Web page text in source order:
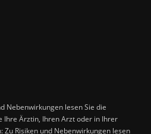
Nebenwirkungen lesen Sie die
Ihre Ärztin, Ihren Arzt oder in Ihrer
Risiken und Nebenwirkungen lesen